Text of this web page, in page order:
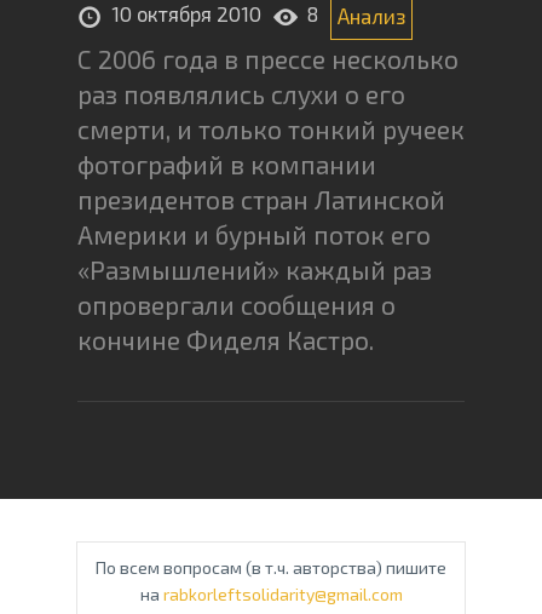
10 октября 2010 8 Анализ
С 2006 года в прессе несколько
раз появлялись слухи о его
смерти, и только тонкий ручеек
фотографий в компании
президентов стран Латинской
Америки и бурный поток его
«Размышлений» каждый раз
опровергали сообщения о
кончине Фиделя Кастро.
По всем вопросам (в т.ч. авторства) пишите
на rabkorleftsolidarity@gmail.com